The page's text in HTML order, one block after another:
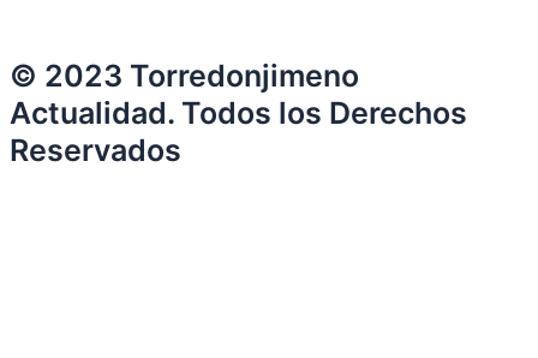
© 2023 Torredonjimeno
Actualidad. Todos los Derechos
Reservados